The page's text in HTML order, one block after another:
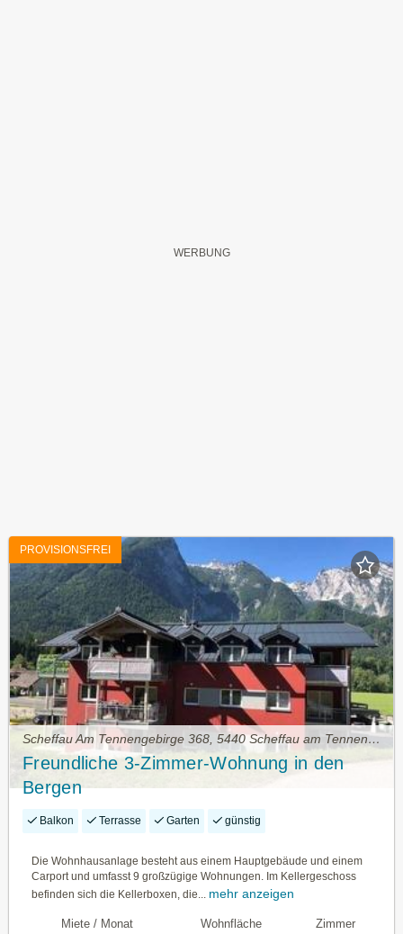
PROVISIONSFREI
Scheffau Am Tennengebirge 368, 5440 Scheffau am Tennengebirge • Wohnung mieten
Freundliche 3-Zimmer-Wohnung in den
Bergen
Balkon Terrasse Garten günstig
Die Wohnhausanlage besteht aus einem Hauptgebäude und einem
Carport und umfasst 9 großzügige Wohnungen. Im Kellergeschoss
befinden sich die Kellerboxen, die... mehr anzeigen
Miete / Monat Wohnfläche Zimmer